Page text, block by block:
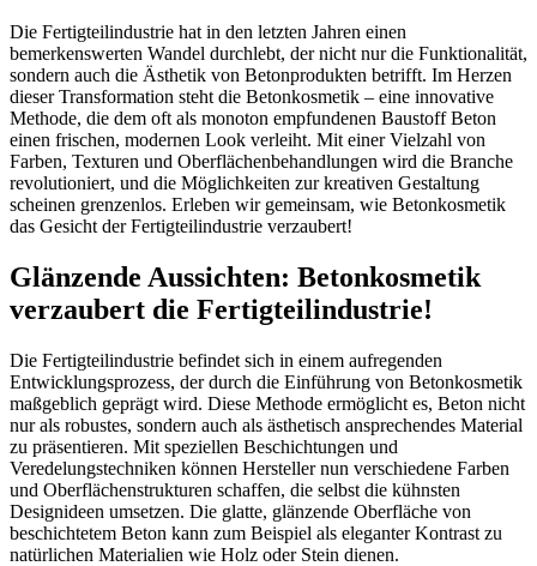
Die Fertigteilindustrie hat in den letzten Jahren einen
bemerkenswerten Wandel durchlebt, der nicht nur die Funktionalität,
sondern auch die Ästhetik von Betonprodukten betrifft. Im Herzen
dieser Transformation steht die Betonkosmetik – eine innovative
Methode, die dem oft als monoton empfundenen Baustoff Beton
einen frischen, modernen Look verleiht. Mit einer Vielzahl von
Farben, Texturen und Oberflächenbehandlungen wird die Branche
revolutioniert, und die Möglichkeiten zur kreativen Gestaltung
scheinen grenzenlos. Erleben wir gemeinsam, wie Betonkosmetik
das Gesicht der Fertigteilindustrie verzaubert!
Glänzende Aussichten: Betonkosmetik
verzaubert die Fertigteilindustrie!
Die Fertigteilindustrie befindet sich in einem aufregenden
Entwicklungsprozess, der durch die Einführung von Betonkosmetik
maßgeblich geprägt wird. Diese Methode ermöglicht es, Beton nicht
nur als robustes, sondern auch als ästhetisch ansprechendes Material
zu präsentieren. Mit speziellen Beschichtungen und
Veredelungstechniken können Hersteller nun verschiedene Farben
und Oberflächenstrukturen schaffen, die selbst die kühnsten
Designideen umsetzen. Die glatte, glänzende Oberfläche von
beschichtetem Beton kann zum Beispiel als eleganter Kontrast zu
natürlichen Materialien wie Holz oder Stein dienen.